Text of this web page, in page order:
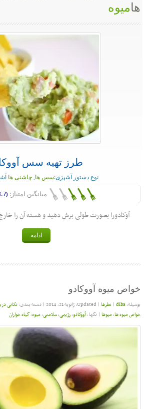
هامیوه
طرز تهیه سس
نوع دستور آشپزی:سس ها, چاشنی ها
میانگین امتیاز: (3.7 / 5)
آوکادورا بصورت طولی برش دهید و هسته آن را
ادامه
خواص میوه آووکادو
بوسیله:diba
| نظرها | Updated: ژانویه 21, 2014 | دسته بندی:تکاتی
خواص میوه ها,میوها | تگها :آووکادو,رژیمی,سلامتی,میوه,گیاه خواران